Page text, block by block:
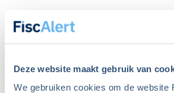
Deze website maakt gebruik van
We gebruiken cookies om de website
Nog geen